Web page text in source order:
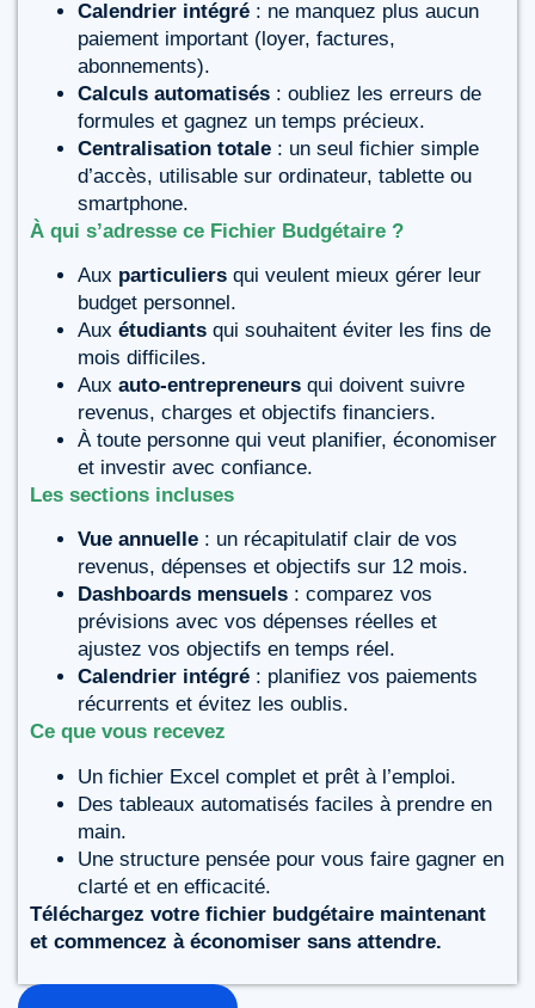
Calendrier intégré : ne manquez plus aucun
paiement important (loyer, factures,
abonnements).
Calculs automatisés : oubliez les erreurs de
formules et gagnez un temps précieux.
Centralisation totale : un seul fichier simple
d’accès, utilisable sur ordinateur, tablette ou
smartphone.
À qui s’adresse ce Fichier Budgétaire ?
Aux particuliers qui veulent mieux gérer leur
budget personnel.
Aux étudiants qui souhaitent éviter les fins de
mois difficiles.
Aux auto-entrepreneurs qui doivent suivre
revenus, charges et objectifs financiers.
À toute personne qui veut planifier, économiser
et investir avec confiance.
Les sections incluses
Vue annuelle : un récapitulatif clair de vos
revenus, dépenses et objectifs sur 12 mois.
Dashboards mensuels : comparez vos
prévisions avec vos dépenses réelles et
ajustez vos objectifs en temps réel.
Calendrier intégré : planifiez vos paiements
récurrents et évitez les oublis.
Ce que vous recevez
Un fichier Excel complet et prêt à l’emploi.
Des tableaux automatisés faciles à prendre en
main.
Une structure pensée pour vous faire gagner en
clarté et en efficacité.
Téléchargez votre fichier budgétaire maintenant
et commencez à économiser sans attendre.